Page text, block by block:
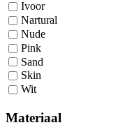
Ivoor
Nartural
Nude
Pink
Sand
Skin
Wit
Materiaal